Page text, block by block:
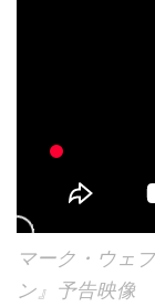
マーク・ウェ
ン』予告映像